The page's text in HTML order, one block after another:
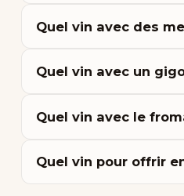
Quel vin avec des
Quel vin avec un
Quel vin avec le
Quel vin pour offrir